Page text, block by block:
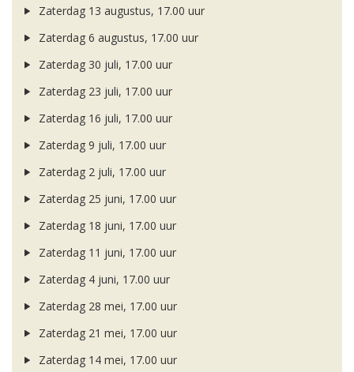
Zaterdag 13 augustus, 17.00 uur
Zaterdag 6 augustus, 17.00 uur
Zaterdag 30 juli, 17.00 uur
Zaterdag 23 juli, 17.00 uur
Zaterdag 16 juli, 17.00 uur
Zaterdag 9 juli, 17.00 uur
Zaterdag 2 juli, 17.00 uur
Zaterdag 25 juni, 17.00 uur
Zaterdag 18 juni, 17.00 uur
Zaterdag 11 juni, 17.00 uur
Zaterdag 4 juni, 17.00 uur
Zaterdag 28 mei, 17.00 uur
Zaterdag 21 mei, 17.00 uur
Zaterdag 14 mei, 17.00 uur